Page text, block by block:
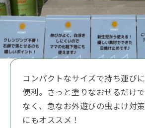
コンパクトなサイズで持ち運びに
便利。さっと塗りなおせるだけで
なく、急なお外遊びの虫よけ対策
にもオススメ！